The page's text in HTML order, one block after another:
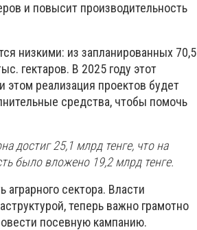
и повысит производительность
низкими: из запланированных 70,5
гектаров. В 2025 году этот
этом реализация проектов будет
средства, чтобы помочь
достиг 25,1 млрд тенге, что на
было вложено 19,2 млрд тенге.
сектора. Власти
теперь важно грамотно
посевную кампанию.